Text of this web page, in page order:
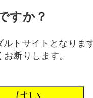
すか？
トサイトとなります
断りします。
【ＲａｍｅＲａｍｅ ニッ
プルアクセサリー】ハート
乳首をきれいに飾るアクセサ
リー。